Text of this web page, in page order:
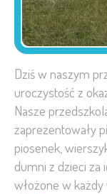
Dziś w naszym
uroczystość z
Nasze
zaprezentowały
piosenek,
dumni z dzieci za
włożone w